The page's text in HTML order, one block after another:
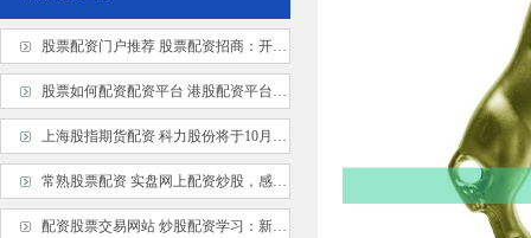
股票配资门户推荐 股票配资招商：开启财富增值之旅
股票如何配资配资平台 港股配资平台：助您放大收益，把握投资良机
上海股指期货配资 科力股份将于10月18日开启申购, 发行价为7.32元/股
常熟股票配资 实盘网上配资炒股，感受真实交易挑战
配资股票交易网站 炒股配资学习：新手入门必备指南